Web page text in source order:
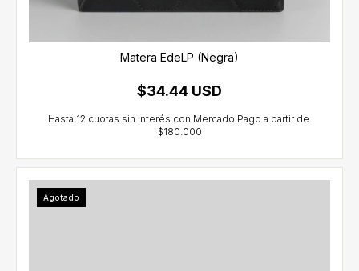
Matera EdeLP (Negra)
$34.44 USD
Agotado